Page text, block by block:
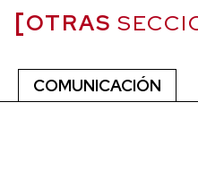
OTRAS
COMUNICACIÓN